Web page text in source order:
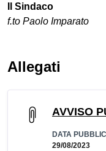
Il Sindaco
f.to Paolo Imparato
Allegati
AVVISO
DATA
29/08/2023